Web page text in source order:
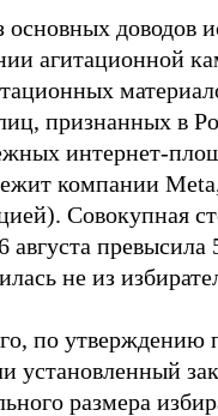
доводов
агитационной
признанных в
интернет-
компании
Совокупная
августа
не из
по утверждению
установленный
размера